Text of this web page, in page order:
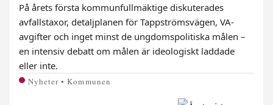
På årets första kommunfullmäktige diskuterades
avfallstaxor, detaljplanen för Tappströmsvägen, VA-
avgifter och inget minst de ungdomspolitiska målen –
en intensiv debatt om målen är ideologiskt laddade
eller inte.
Nyheter • Kommunen